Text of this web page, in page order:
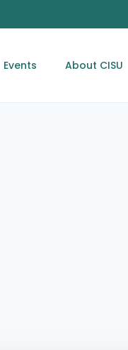
Events About CISU